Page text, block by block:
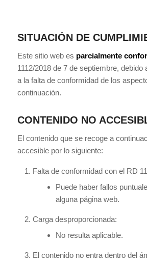
SITUACIÓN DE
Este sitio web es parcialmente
1112/2018 de 7 de septiembre,
a la falta de conformidad de los
continuación.
CONTENIDO NO
El contenido que se recoge a
accesible por lo siguiente:
Falta de conformidad con el RD
Puede haber fallos
alguna página web.
Carga desproporcionada:
No resulta aplicable.
El contenido no entra dentro del